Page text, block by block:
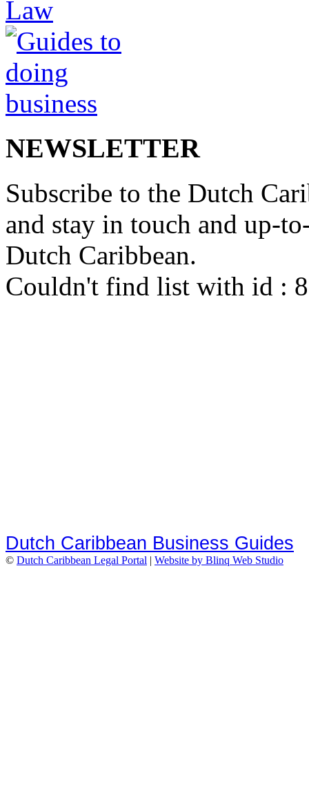
NEWSLETTER
Subscribe to the Dutch
and stay in touch and up-
Dutch Caribbean.
Couldn't find list with id :
Dutch Caribbean Business Guides
© Dutch Caribbean Legal Portal | Website by Blinq Web Studio